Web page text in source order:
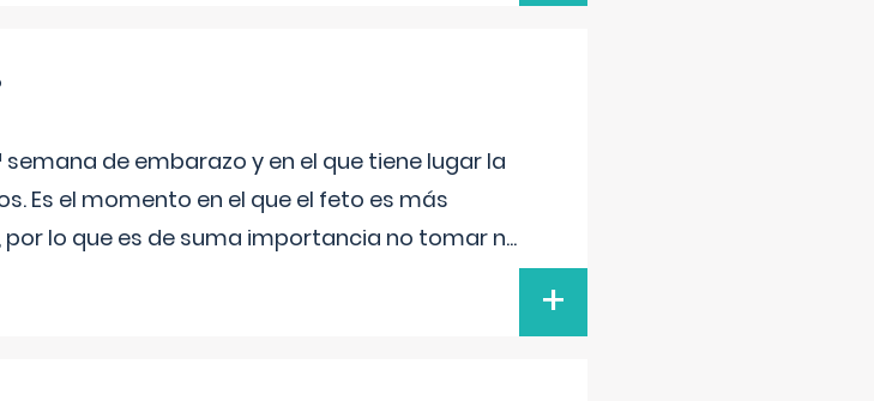
semana de embarazo y en el que tiene lugar la
Es el momento en el que el feto es más
lo que es de suma importancia no tomar n...
+